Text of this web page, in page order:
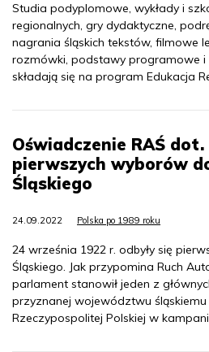
Studia podyplomowe, wykłady i
regionalnych, gry dydaktyczne,
nagrania śląskich tekstów, filmowe
rozmówki, podstawy programowe i
składają się na program Edukacja
Oświadczenie RAŚ
pierwszych wyborów
Śląskiego
24.09.2022 Polska po 1989 roku
24 września 1922 r. odbyły się
Śląskiego. Jak przypomina Ruch
parlament stanowił jeden z
przyznanej województwu śląskiemu
Rzeczypospolitej Polskiej w